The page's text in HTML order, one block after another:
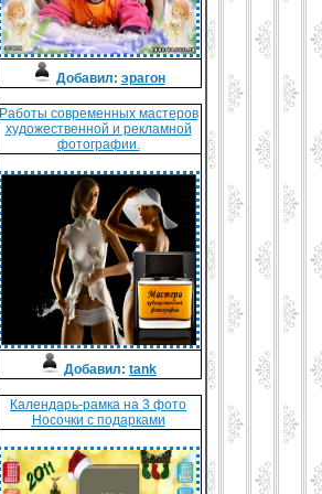
Добавил: эрагон
Работы современных мастеров
художественной и рекламной
фотографии.
Добавил: tank
Календарь-рамка на 3 фото
Носочки с подарками